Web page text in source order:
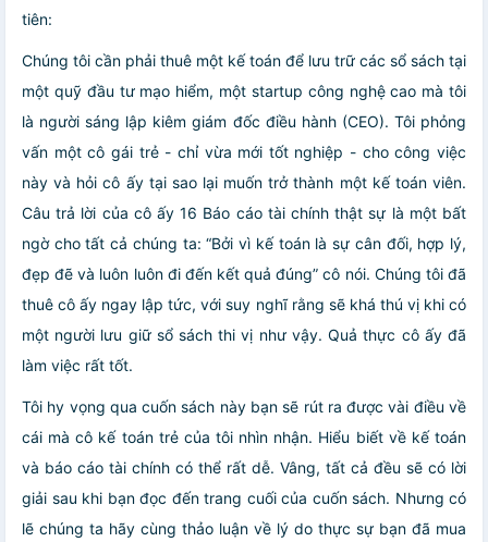
tiên:
Chúng tôi cần phải thuê một kế toán để lưu trữ các sổ sách tại
một quỹ đầu tư mạo hiểm, một startup công nghệ cao mà tôi
là người sáng lập kiêm giám đốc điều hành (CEO). Tôi phỏng
vấn một cô gái trẻ - chỉ vừa mới tốt nghiệp - cho công việc
này và hỏi cô ấy tại sao lại muốn trở thành một kế toán viên.
Câu trả lời của cô ấy 16 Báo cáo tài chính thật sự là một bất
ngờ cho tất cả chúng ta: “Bởi vì kế toán là sự cân đối, hợp lý,
đẹp đẽ và luôn luôn đi đến kết quả đúng” cô nói. Chúng tôi đã
thuê cô ấy ngay lập tức, với suy nghĩ rằng sẽ khá thú vị khi có
một người lưu giữ sổ sách thi vị như vậy. Quả thực cô ấy đã
làm việc rất tốt.
Tôi hy vọng qua cuốn sách này bạn sẽ rút ra được vài điều về
cái mà cô kế toán trẻ của tôi nhìn nhận. Hiểu biết về kế toán
và báo cáo tài chính có thể rất dễ. Vâng, tất cả đều sẽ có lời
giải sau khi bạn đọc đến trang cuối của cuốn sách. Nhưng có
lẽ chúng ta hãy cùng thảo luận về lý do thực sự bạn đã mua